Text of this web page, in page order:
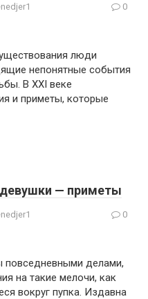
0
люди
непонятные события
В XXI веке
и приметы, которые
— приметы
0
повседневными делами,
на такие мелочи, как
вокруг пупка. Издавна